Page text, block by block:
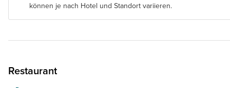
können je nach Hotel und Standort variieren.
Restaurant